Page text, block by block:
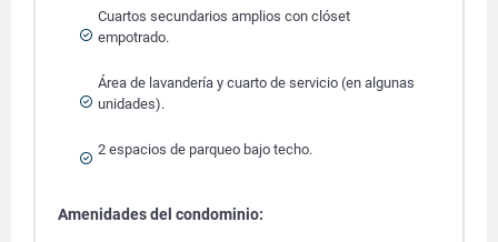
Cuartos secundarios amplios con clóset
empotrado.
Área de lavandería y cuarto de servicio (en algunas
unidades).
2 espacios de parqueo bajo techo.
Amenidades del condominio: